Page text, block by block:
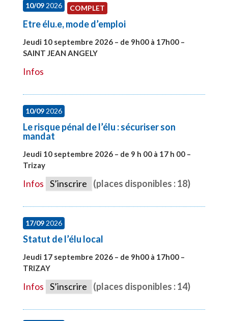
10/092026 COMPLET
Etre élu.e, mode d’emploi
Jeudi 10 septembre 2026 – de 9h00 à 17h00 –
SAINT JEAN ANGELY
Infos
10/092026
Le risque pénal de l’élu : sécuriser son
mandat
Jeudi 10 septembre 2026 – de 9 h 00 à 17 h 00 –
Trizay
Infos S’inscrire (places disponibles : 18)
17/092026
Statut de l’élu local
Jeudi 17 septembre 2026 – de 9h00 à 17h00 –
TRIZAY
Infos S’inscrire (places disponibles : 14)